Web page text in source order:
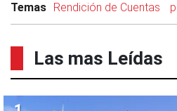
Temas Rendición de Cuentas
Las mas Leídas